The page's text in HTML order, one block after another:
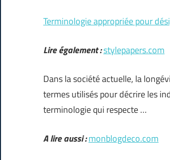
Terminologie appropriée pour
Lire également :stylepapers.com
Dans la société actuelle, la
termes utilisés pour décrire les
terminologie qui respecte …
A lire aussi :monblogdeco.com